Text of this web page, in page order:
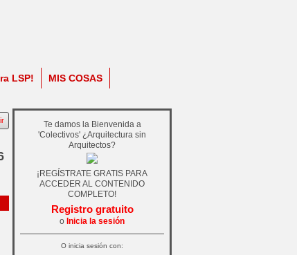
LSP! MIS COSAS
Te damos la Bienvenida a
'Colectivos' ¿Arquitectura sin
Arquitectos?
¡REGÍSTRATE GRATIS PARA
ACCEDER AL CONTENIDO
COMPLETO!
Registro gratuito
o Inicia la sesión
O inicia sesión con: